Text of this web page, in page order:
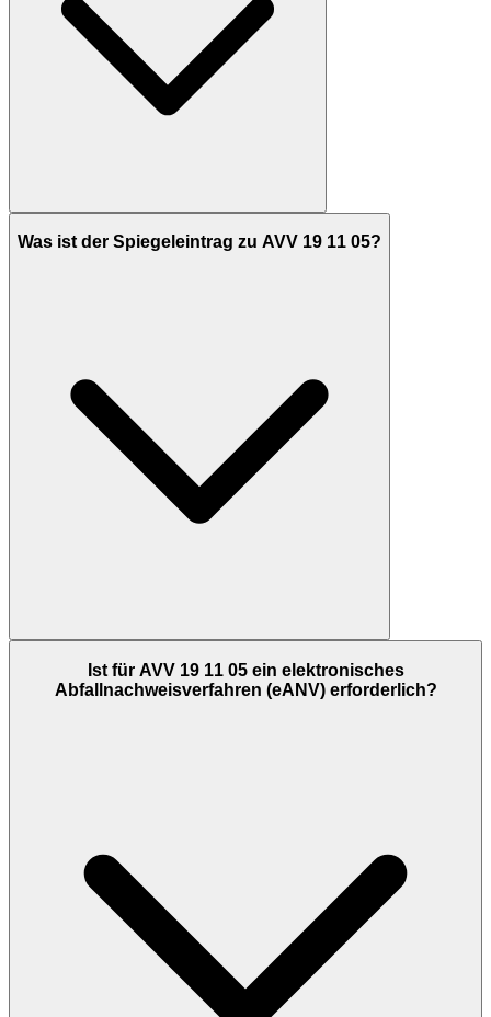
Was ist der Spiegeleintrag zu AVV 19 11 05?
Ist für AVV 19 11 05 ein elektronisches
Abfallnachweisverfahren (eANV) erforderlich?